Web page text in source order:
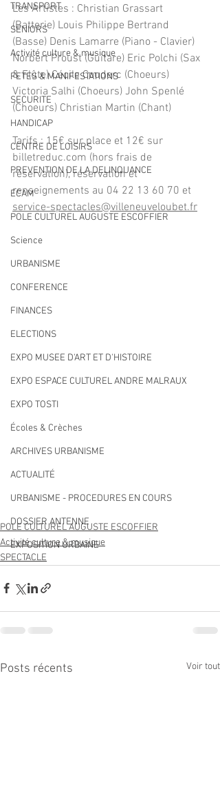
TRANSPORT
SENIORS
Activité culture & musique
FETES & MANIFESTATIONS
SECURITE
HANDICAP
CENTRE DE LOISIRS
PREVENTION DE LA DELINQUANCE
ECAM
POLE CULTUREL AUGUSTE ESCOFFIER
Science
URBANISME
CONFERENCE
FINANCES
ELECTIONS
EXPO MUSEE D'ART ET D'HISTOIRE
EXPO ESPACE CULTUREL ANDRE MALRAUX
EXPO TOSTI
Écoles & Crèches
ARCHIVES URBANISME
ACTUALITÉ
URBANISME - PROCEDURES EN COURS
DOSSIER ANTENNE
EXPOSITION URBAINE
Les Artistes : Christian Grassart
(Batterie) Louis Philippe Bertrand
(Basse) Denis Lamarre (Piano - Clavier)
Norbert Proust (Guitare) Eric Polchi (Sax
& Flûte) Cécile Couderc (Choeurs)
Victoria Salhi (Choeurs) John Spenlé
(Choeurs) Christian Martin (Chant)
Tarifs : 15€ sur place et 12€ sur
billetreduc.com (hors frais de
réservation), réservation et
renseignements au 04 22 13 60 70 et
service-spectacles@villeneuveloubet.fr
POLE CULTUREL AUGUSTE ESCOFFIER
Activité culture & musique
SPECTACLE
Posts récents Voir tout